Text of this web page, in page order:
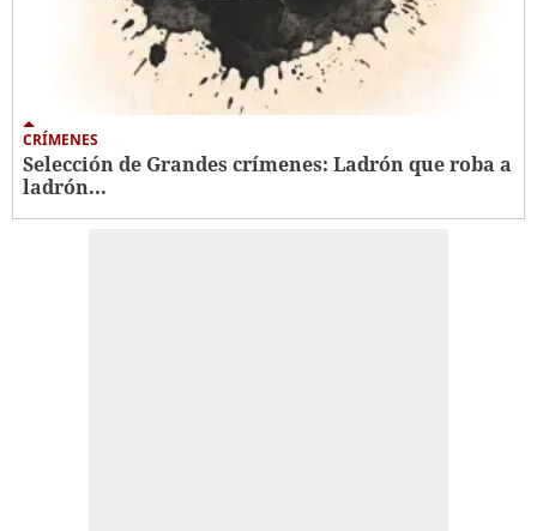
CRÍMENES
Selección de Grandes crímenes: Ladrón que roba a
ladrón...